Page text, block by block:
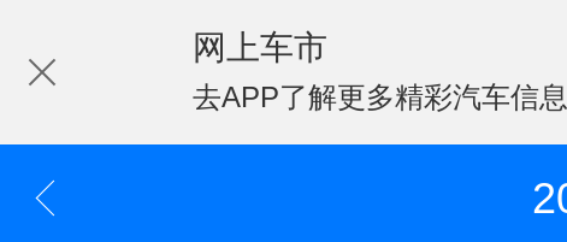
网上车市
去APP了解更多精彩汽车信息